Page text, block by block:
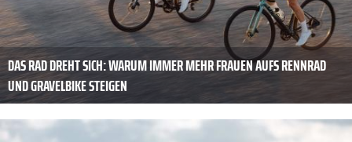
DAS RAD DREHT SICH: WARUM IMMER MEHR FRAUEN AUFS RENNRAD
UND GRAVELBIKE STEIGEN